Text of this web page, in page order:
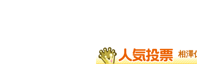
相澤